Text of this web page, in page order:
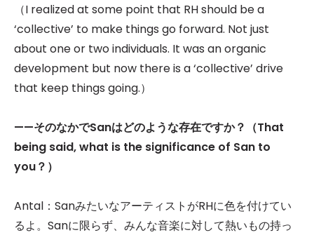
（I realized at some point that RH should be a
‘collective’ to make things go forward. Not just
about one or two individuals. It was an organic
development but now there is a ‘collective’ drive
that keep things going.）
——そのなかでSanはどのような存在ですか？（That
being said, what is the significance of San to
you？）
Antal：SanみたいなアーティストがRHに色を付けてい
るよ。Sanに限らず、みんな音楽に対して熱いもの持っ